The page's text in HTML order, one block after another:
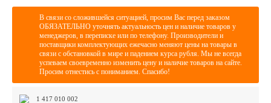
В связи со сложившейся ситуацией, просим Вас перед заказом
ОБЯЗАТЕЛЬНО уточнять актуальность цен и наличие товаров у
менеджеров, в переписке или по телефону. Производители и
поставщики комплектующих ежечасно меняют цены на товары в
связи с обстановкой в мире и падением курса рубля. Мы не всегда
успеваем своевременно изменить цену и наличие товаров на сайте.
Просим отнестись с пониманием. Спасибо!
1 417 010 002